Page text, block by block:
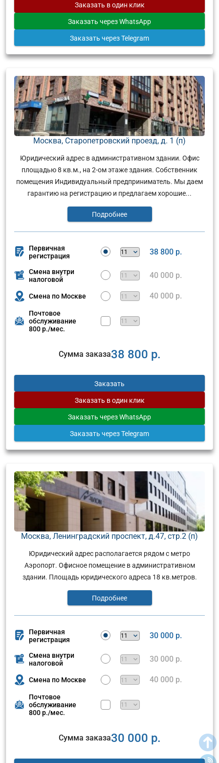
Заказать в один клик
Заказать через WhatsApp
Заказать через Telegram
Москва, Старопетровский проезд, д. 1 (п)
Юридический адрес в административном здании. Офис
площадью 8 кв.м., на 2-ом этаже здания. Собственник
помещения Индивидуальный предприниматель. Мы даем
гарантию на регистрацию и предлагаем хорошие...
Подробнее
Первичная
регистрация
38 800 р.
Смена внутри
налоговой
40 000 р.
Смена по Москве 40 000 р.
Почтовое
обслуживание
800 р./мес.
Сумма заказа38 800 р.
Заказать
Заказать в один клик
Заказать через WhatsApp
Заказать через Telegram
Москва, Ленинградский проспект, д.47, стр.2 (п)
Юридический адрес располагается рядом с метро
Аэропорт. Офисное помещение в административном
здании. Площадь юридического адреса 18 кв.метров.
Подробнее
Первичная
регистрация
30 000 р.
Смена внутри
налоговой
30 000 р.
Смена по Москве 40 000 р.
Почтовое
обслуживание
800 р./мес.
Сумма заказа30 000 р.